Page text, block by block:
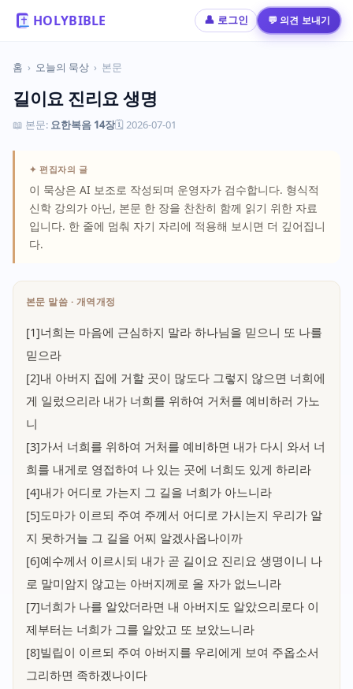
HOLYBIBLE 👤 로그인 💬 의견 보내기
홈 › 오늘의 묵상 › 본문
길이요 진리요 생명
📖 본문: 요한복음 14장🗓 2026-07-01
✦ 편집자의 글
이 묵상은 AI 보조로 작성되며 운영자가 검수합니다. 형식적
신학 강의가 아닌, 본문 한 장을 찬찬히 함께 읽기 위한 자료
입니다. 한 줄에 멈춰 자기 자리에 적용해 보시면 더 깊어집니
다.
본문 말씀 · 개역개정
[1]너희는 마음에 근심하지 말라 하나님을 믿으니 또 나를
믿으라
[2]내 아버지 집에 거할 곳이 많도다 그렇지 않으면 너희에
게 일렀으리라 내가 너희를 위하여 거처를 예비하러 가노
니
[3]가서 너희를 위하여 거처를 예비하면 내가 다시 와서 너
희를 내게로 영접하여 나 있는 곳에 너희도 있게 하리라
[4]내가 어디로 가는지 그 길을 너희가 아느니라
[5]도마가 이르되 주여 주께서 어디로 가시는지 우리가 알
지 못하거늘 그 길을 어찌 알겠사옵나이까
[6]예수께서 이르시되 내가 곧 길이요 진리요 생명이니 나
로 말미암지 않고는 아버지께로 올 자가 없느니라
[7]너희가 나를 알았더라면 내 아버지도 알았으리로다 이
제부터는 너희가 그를 알았고 또 보았느니라
[8]빌립이 이르되 주여 아버지를 우리에게 보여 주옵소서
그리하면 족하겠나이다